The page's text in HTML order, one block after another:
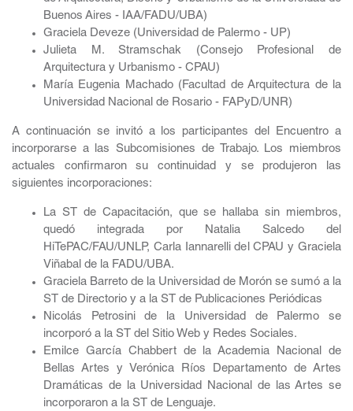
Buenos Aires - IAA/FADU/UBA)
Graciela Deveze (Universidad de Palermo - UP)
Julieta M. Stramschak (Consejo Profesional de
Arquitectura y Urbanismo - CPAU)
María Eugenia Machado (Facultad de Arquitectura de la
Universidad Nacional de Rosario - FAPyD/UNR)
A continuación se invitó a los participantes del Encuentro a
incorporarse a las Subcomisiones de Trabajo. Los miembros
actuales confirmaron su continuidad y se produjeron las
siguientes incorporaciones:
La ST de Capacitación, que se hallaba sin miembros,
quedó integrada por Natalia Salcedo del
HiTePAC/FAU/UNLP, Carla Iannarelli del CPAU y Graciela
Viñabal de la FADU/UBA.
Graciela Barreto de la Universidad de Morón se sumó a la
ST de Directorio y a la ST de Publicaciones Periódicas
Nicolás Petrosini de la Universidad de Palermo se
incorporó a la ST del Sitio Web y Redes Sociales.
Emilce García Chabbert de la Academia Nacional de
Bellas Artes y Verónica Ríos Departamento de Artes
Dramáticas de la Universidad Nacional de las Artes se
incorporaron a la ST de Lenguaje.